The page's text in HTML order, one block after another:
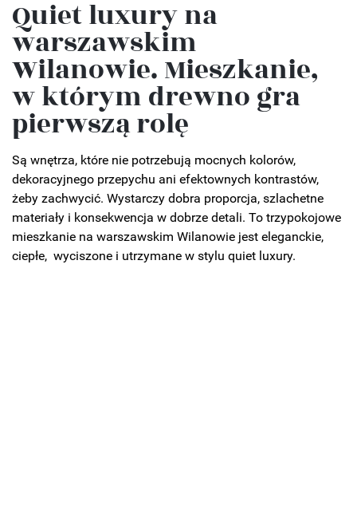
Quiet luxury na
warszawskim
Wilanowie. Mieszkanie,
w którym drewno gra
pierwszą rolę
Są wnętrza, które nie potrzebują mocnych kolorów,
dekoracyjnego przepychu ani efektownych kontrastów,
żeby zachwycić. Wystarczy dobra proporcja, szlachetne
materiały i konsekwencja w dobrze detali. To trzypokojowe
mieszkanie na warszawskim Wilanowie jest eleganckie,
ciepłe, wyciszone i utrzymane w stylu quiet luxury.